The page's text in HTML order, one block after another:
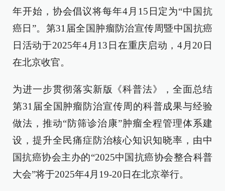
年开始，协会倡议将每年4月15日定为“中国抗
癌日”。第31届全国肿瘤防治宣传周暨中国抗癌
日活动于2025年4月13日在重庆启动，4月20日
在北京收官。
为进一步贯彻落实新版《科普法》，全面总结
第31届全国肿瘤防治宣传周的科普成果与经验
做法，推动“防筛诊治康”肿瘤全程管理体系建
设，提升全民痛症防治核心知识知晓率，由中
国抗癌协会主办的“2025中国抗癌协会整合科普
大会”将于2025年4月19-20日在北京举行。